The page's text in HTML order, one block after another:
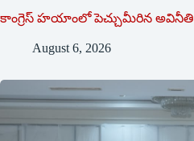
కాంగ్రెస్ హయాంలో పెచ్చుమీరిన అవినీతి
August 6, 2026